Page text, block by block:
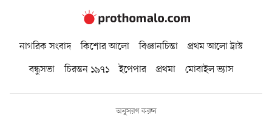
নাগরিক সংবাদ কিশোর আলো বিজ্ঞানচিন্তা
প্রথম আলো ট্রাস্ট
বন্ধুসভা
চিরন্তন ১৯৭১ ইপেপার প্রথমা মোবাইল ভ্যাস
অনুসরণ করুন